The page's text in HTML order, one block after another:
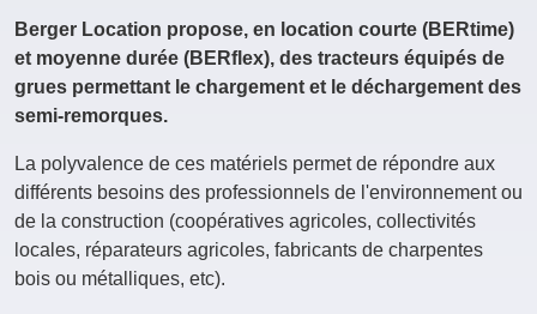
Berger Location propose, en location courte (BERtime)
et moyenne durée (BERflex), des tracteurs équipés de
grues permettant le chargement et le déchargement des
semi-remorques.
La polyvalence de ces matériels permet de répondre aux
différents besoins des professionnels de l'environnement ou
de la construction (coopératives agricoles, collectivités
locales, réparateurs agricoles, fabricants de charpentes
bois ou métalliques, etc).